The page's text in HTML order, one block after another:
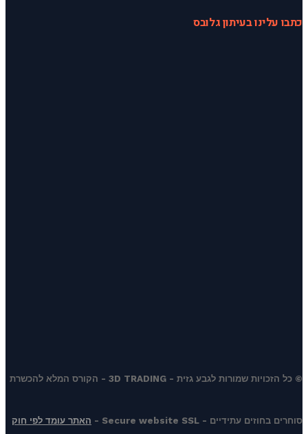
כתבו עלינו בעיתון גלובס
© כל הזכויות שמורות לגבע גזית - 3D TRADING - הקורס המלא להכשרת
סוחרים בחוזים עתידיים - Secure website SSL - האתר עומד לפי חוק